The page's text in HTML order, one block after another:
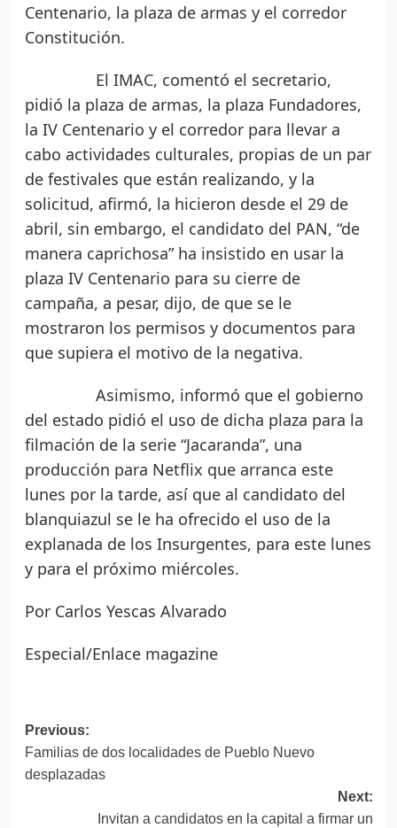
Centenario, la plaza de armas y el corredor
Constitución.
El IMAC, comentó el secretario,
pidió la plaza de armas, la plaza Fundadores,
la IV Centenario y el corredor para llevar a
cabo actividades culturales, propias de un par
de festivales que están realizando, y la
solicitud, afirmó, la hicieron desde el 29 de
abril, sin embargo, el candidato del PAN, “de
manera caprichosa” ha insistido en usar la
plaza IV Centenario para su cierre de
campaña, a pesar, dijo, de que se le
mostraron los permisos y documentos para
que supiera el motivo de la negativa.
Asimismo, informó que el gobierno
del estado pidió el uso de dicha plaza para la
filmación de la serie “Jacaranda”, una
producción para Netflix que arranca este
lunes por la tarde, así que al candidato del
blanquiazul se le ha ofrecido el uso de la
explanada de los Insurgentes, para este lunes
y para el próximo miércoles.
Por Carlos Yescas Alvarado
Especial/Enlace magazine
Post
navigation
Previous:
Familias de dos localidades de Pueblo Nuevo
desplazadas
Next:
Invitan a candidatos en la capital a firmar un